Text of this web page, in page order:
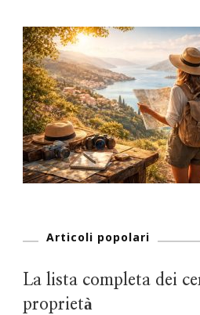
Articoli popolari
La lista completa dei
proprietà